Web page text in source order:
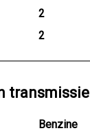
2
2
transmissie
Benzine